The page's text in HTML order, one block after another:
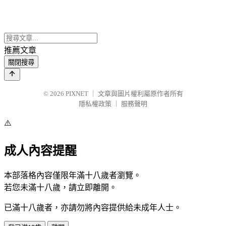
推薦文章
關閉搜尋
© 2026 PIXNET
文章與圖片權利屬原作者所有
隱私權政策
服務聲明
⚠️
成人內容提醒
本部落格內容僅限年滿十八歲者瀏覽。
若您未滿十八歲，請立即離開。
已滿十八歲者，亦請勿將內容提供給未成年人士。